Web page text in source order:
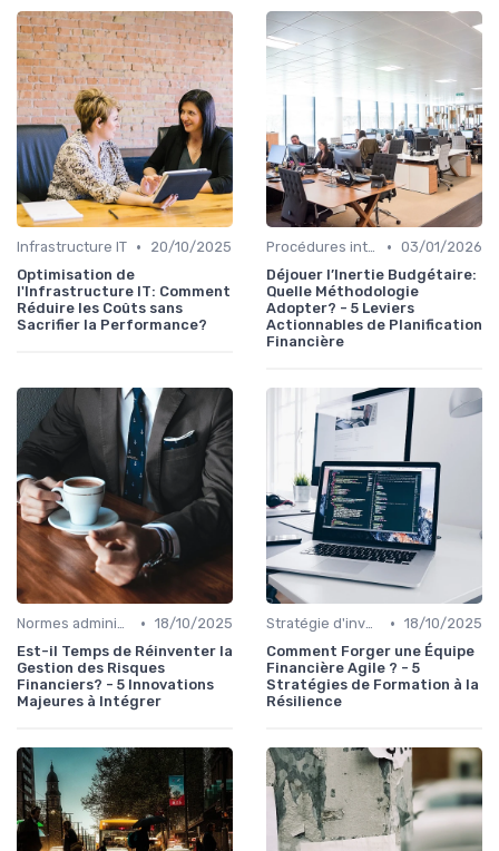
Infrastructure IT •
20/10/2025
Optimisation de
l'Infrastructure IT: Comment
Réduire les Coûts sans
Sacrifier la Performance?
Procédures internes • 03/01/2026
Déjouer l’Inertie Budgétaire:
Quelle Méthodologie
Adopter? - 5 Leviers
Actionnables de Planification
Financière
Normes administratives • 18/10/2025
Est-il Temps de Réinventer la
Gestion des Risques
Financiers? - 5 Innovations
Majeures à Intégrer
Stratégie d'investissement • 18/10/2025
Comment Forger une Équipe
Financière Agile ? - 5
Stratégies de Formation à la
Résilience